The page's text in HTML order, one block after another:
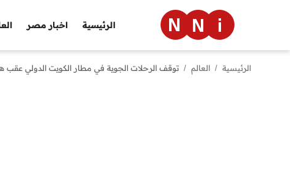
الرئيسية اخبار مصر
الرئيسية العالم توقف الرحلات الجوية في مطار الكويت الدولي عقب